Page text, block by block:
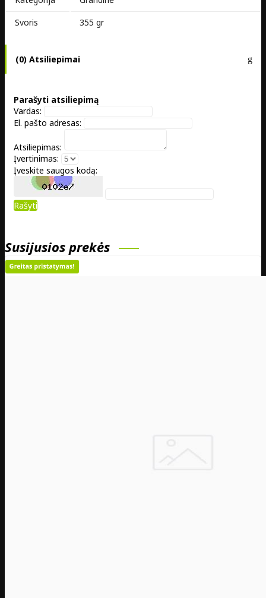
Svoris
355 gr
(0) Atsiliepimai
Parašyti atsiliepimą
Vardas:
El. pašto adresas:
Atsiliepimas:
Įvertinimas:
Įveskite saugos kodą:
Rašyti
Susijusios prekės